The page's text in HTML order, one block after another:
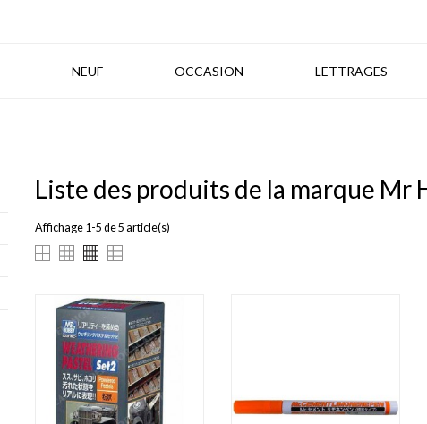
NEUF OCCASION LETTRAGES
Liste des produits de la marque Mr
Affichage 1-5 de 5 article(s)